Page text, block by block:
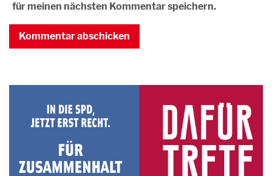
für meinen nächsten Kommentar speichern.